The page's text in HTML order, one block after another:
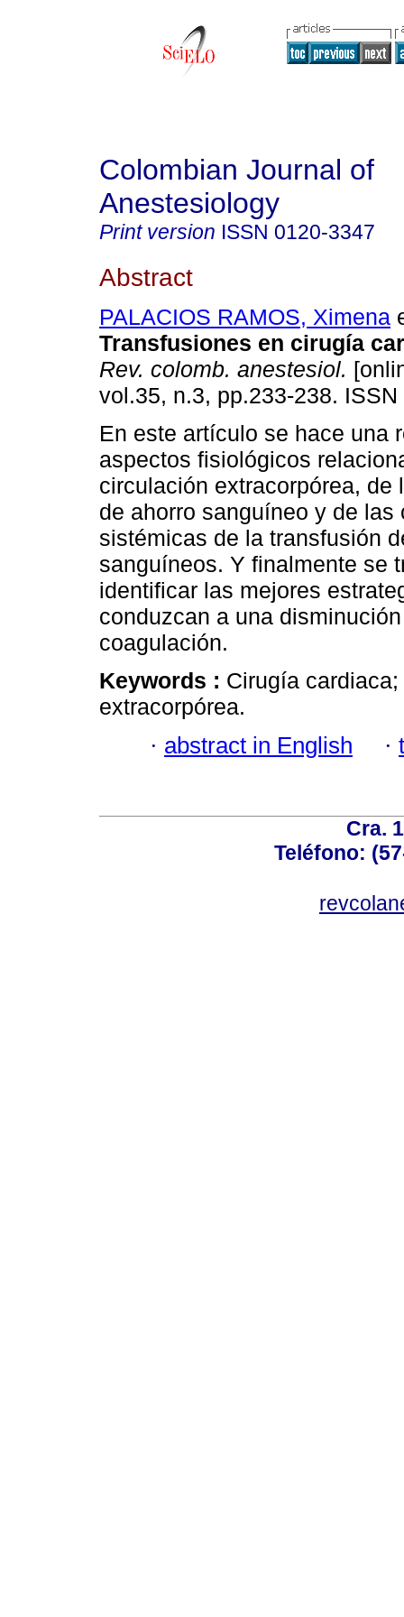
Colombian Journal of
Anestesiology
Print version ISSN 0120-3347
Abstract
PALACIOS RAMOS, Ximena
Transfusiones en cirugía
Rev. colomb. anestesiol.
vol.35, n.3, pp.233-238.
En este artículo se hace una
aspectos fisiológicos
circulación extracorpórea, de
de ahorro sanguíneo y de las
sistémicas de la transfusión
sanguíneos. Y finalmente se
identificar las mejores
conduzcan a una
coagulación.
Keywords : Cirugía
extracorpórea.
· abstract in English ·
Cra.
Teléfono: